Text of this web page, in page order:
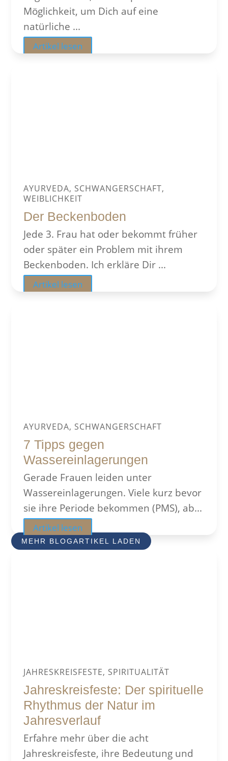
Möglichkeit, um Dich auf eine
natürliche ...
Artikel lesen
AYURVEDA, SCHWANGERSCHAFT,
WEIBLICHKEIT
Der Beckenboden
Jede 3. Frau hat oder bekommt früher
oder später ein Problem mit ihrem
Beckenboden. Ich erkläre Dir ...
Artikel lesen
AYURVEDA, SCHWANGERSCHAFT
7 Tipps gegen
Wassereinlagerungen
Gerade Frauen leiden unter
Wassereinlagerungen. Viele kurz bevor
sie ihre Periode bekommen (PMS), ab...
Artikel lesen
MEHR BLOGARTIKEL LADEN
JAHRESKREISFESTE, SPIRITUALITÄT
Jahreskreisfeste: Der spirituelle
Rhythmus der Natur im
Jahresverlauf
Erfahre mehr über die acht
Jahreskreisfeste, ihre Bedeutung und